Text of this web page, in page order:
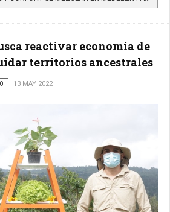
reactivar economía de
territorios ancestrales
13 MAY 2022